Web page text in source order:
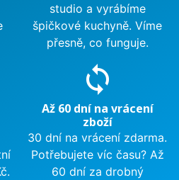
studio a vyrábíme
špičkové kuchyně. Víme
přesně, co funguje.
sync
Až 60 dní na vrácení
zboží
30 dní na vrácení zdarma.
Potřebujete víc času? Až
60 dní za drobný